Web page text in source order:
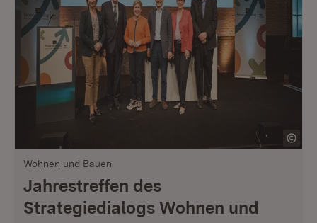
Wohnen und Bauen
Jahrestreffen des
Strategiedialogs Wohnen und